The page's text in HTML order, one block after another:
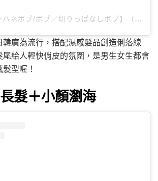
中村 大海 【外ハネボブ/ボブ／切りっぱなしボブ】（@____daia____）分享的貼文
廣為流行，搭配濕感髮品創造俐落線
給人輕快俏皮的氛圍，是男生女生都會
型喔！
髮＋小顏瀏海